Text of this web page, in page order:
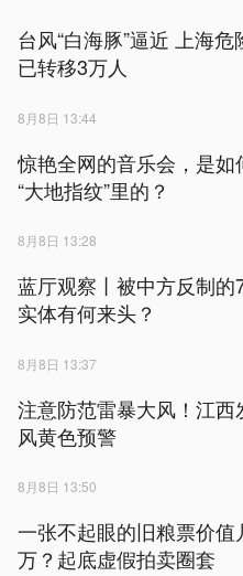
台风“白海豚”逼近 上海危
已转移3万人
8月8日 13:44
惊艳全网的音乐会，是如
“大地指纹”里的？
8月8日 13:28
蓝厅观察丨被中方反制的
实体有何来头？
8月8日 13:37
注意防范雷暴大风！江西
风黄色预警
8月8日 13:50
一张不起眼的旧粮票价值
万？起底虚假拍卖圈套